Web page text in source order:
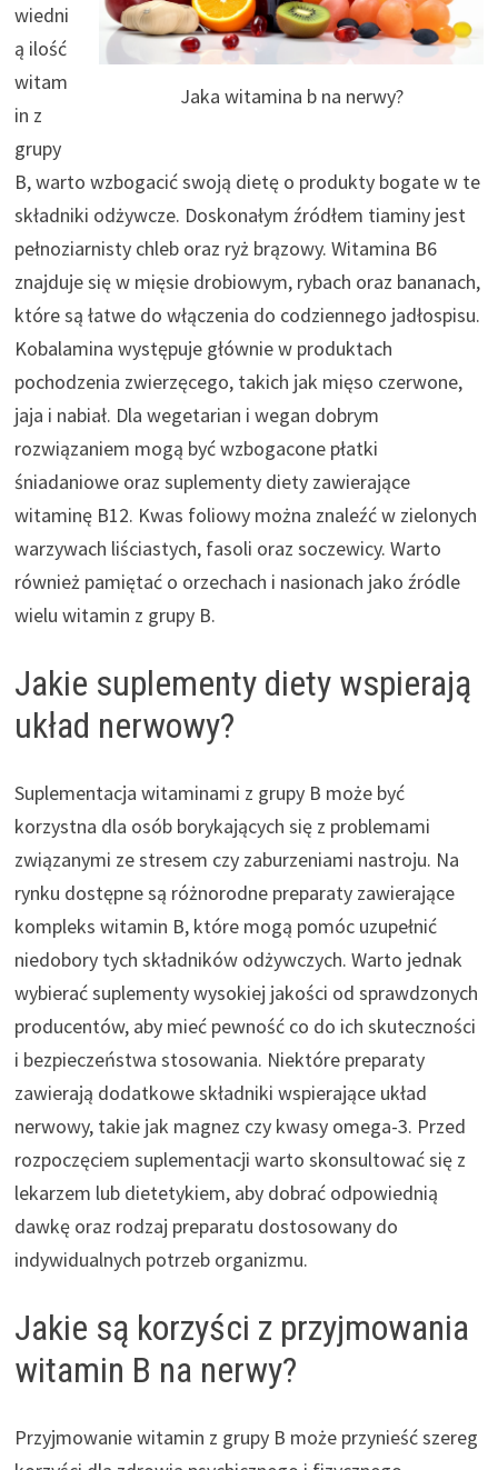
Jaka witamina b na nerwy?
wiedni
ą ilość
witam
in z
grupy
B, warto wzbogacić swoją dietę o produkty bogate w te
składniki odżywcze. Doskonałym źródłem tiaminy jest
pełnoziarnisty chleb oraz ryż brązowy. Witamina B6
znajduje się w mięsie drobiowym, rybach oraz bananach,
które są łatwe do włączenia do codziennego jadłospisu.
Kobalamina występuje głównie w produktach
pochodzenia zwierzęcego, takich jak mięso czerwone,
jaja i nabiał. Dla wegetarian i wegan dobrym
rozwiązaniem mogą być wzbogacone płatki
śniadaniowe oraz suplementy diety zawierające
witaminę B12. Kwas foliowy można znaleźć w zielonych
warzywach liściastych, fasoli oraz soczewicy. Warto
również pamiętać o orzechach i nasionach jako źródle
wielu witamin z grupy B.
Jakie suplementy diety wspierają
układ nerwowy?
Suplementacja witaminami z grupy B może być
korzystna dla osób borykających się z problemami
związanymi ze stresem czy zaburzeniami nastroju. Na
rynku dostępne są różnorodne preparaty zawierające
kompleks witamin B, które mogą pomóc uzupełnić
niedobory tych składników odżywczych. Warto jednak
wybierać suplementy wysokiej jakości od sprawdzonych
producentów, aby mieć pewność co do ich skuteczności
i bezpieczeństwa stosowania. Niektóre preparaty
zawierają dodatkowe składniki wspierające układ
nerwowy, takie jak magnez czy kwasy omega-3. Przed
rozpoczęciem suplementacji warto skonsultować się z
lekarzem lub dietetykiem, aby dobrać odpowiednią
dawkę oraz rodzaj preparatu dostosowany do
indywidualnych potrzeb organizmu.
Jakie są korzyści z przyjmowania
witamin B na nerwy?
Przyjmowanie witamin z grupy B może przynieść szereg